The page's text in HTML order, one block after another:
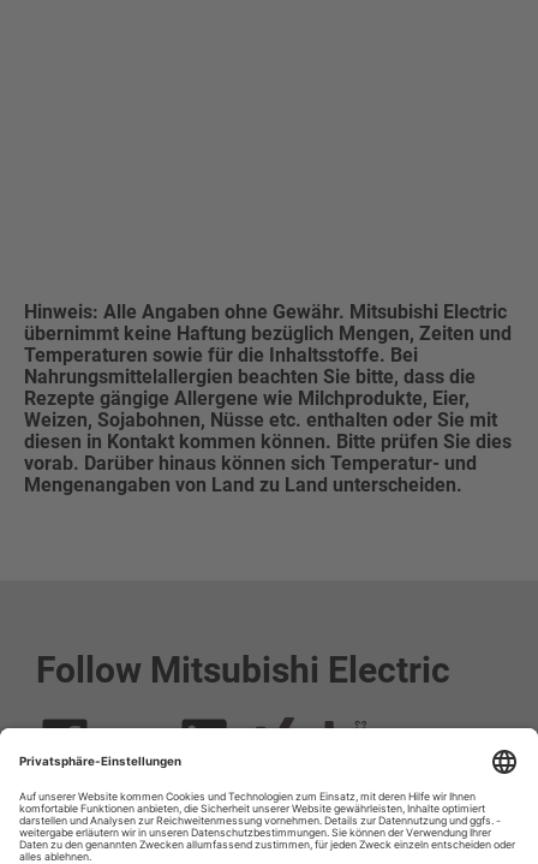
Hinweis: Alle Angaben ohne Gewähr. Mitsubishi Electric
übernimmt keine Haftung bezüglich Mengen, Zeiten und
Temperaturen sowie für die Inhaltsstoffe. Bei
Nahrungsmittelallergien beachten Sie bitte, dass die
Rezepte gängige Allergene wie Milchprodukte, Eier,
Weizen, Sojabohnen, Nüsse etc. enthalten oder Sie mit
diesen in Kontakt kommen können. Bitte prüfen Sie dies
vorab. Darüber hinaus können sich Temperatur- und
Mengenangaben von Land zu Land unterscheiden.
Follow Mitsubishi Electric
Social media approved accounts